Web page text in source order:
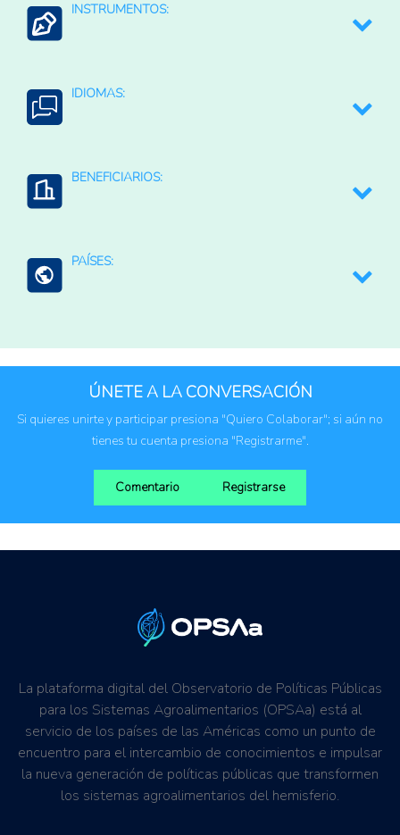
Conservación de la Biodiversidad
INSTRUMENTOS:
Prospectiva (análisis de futuros)
IDIOMAS:
Português
BENEFICIARIOS:
Comunidades rurales
PAÍSES:
ÚNETE A LA CONVERSACIÓN
Si quieres unirte y participar presiona "Quiero Colaborar"; si aún no
tienes tu cuenta presiona "Registrarme".
Comentario Registrarse
La plataforma digital del Observatorio de Políticas Públicas
para los Sistemas Agroalimentarios (OPSAa) está al
servicio de los países de las Américas como un punto de
encuentro para el intercambio de conocimientos e impulsar
la nueva generación de políticas públicas que transformen
los sistemas agroalimentarios del hemisferio.